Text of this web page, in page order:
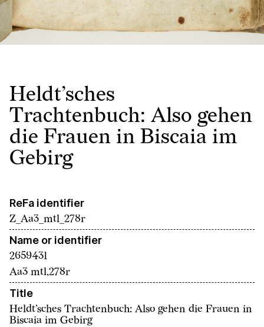
Heldt’sches
Trachtenbuch: Also gehen
die Frauen in Biscaia im
Gebirg
ReFa identifier
Z_Aa3_mtl_278r
Name or identifier
2659431
Aa3 mtl,278r
Title
Heldt’sches Trachtenbuch: Also gehen die Frauen in
Biscaia im Gebirg